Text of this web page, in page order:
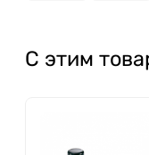
С этим